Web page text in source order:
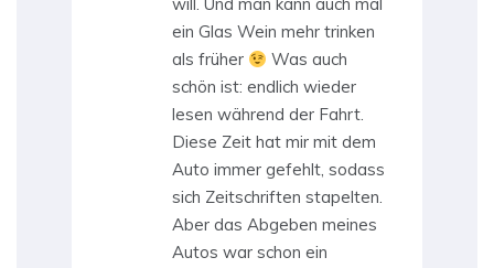
will. Und man kann auch mal
ein Glas Wein mehr trinken
als früher
Was auch
schön ist: endlich wieder
lesen während der Fahrt.
Diese Zeit hat mir mit dem
Auto immer gefehlt, sodass
sich Zeitschriften stapelten.
Aber das Abgeben meines
Autos war schon ein